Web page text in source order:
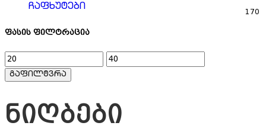
ჩაფხუტები 170
ფასის ფილტრაცია
მინიმალური
ფასი
მაქსიმალური
ფასი
გაფილტვრა
ნიღბები